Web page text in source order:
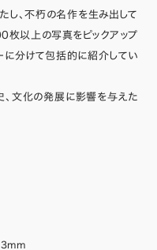
し、不朽の名作を生み出して
枚以上の写真をピックアップ
に分けて包括的に紹介してい
、文化の発展に影響を与えた